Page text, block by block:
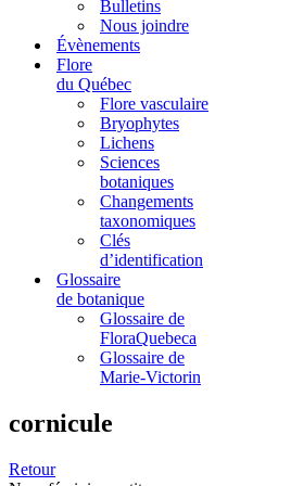
Bulletins
Nous joindre
Évènements
Flore
du Québec
Flore vasculaire
Bryophytes
Lichens
Sciences
botaniques
Changements
taxonomiques
Clés
d’identification
Glossaire
de botanique
Glossaire de
FloraQuebeca
Glossaire de
Marie-Victorin
cornicule
Retour